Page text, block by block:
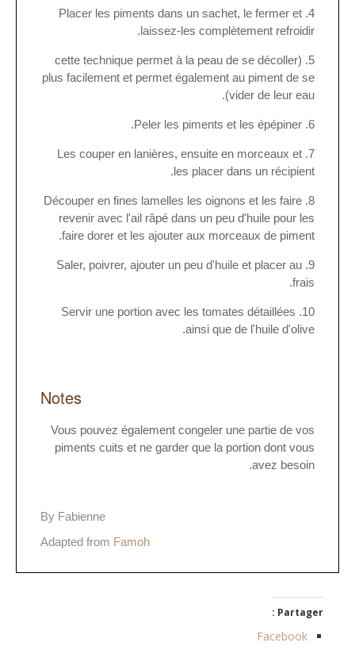
Placer les piments dans un sachet, le fermer et
laissez-les complètement refroidir.
(cette technique permet à la peau de se décoller
plus facilement et permet également au piment de se
vider de leur eau).
Peler les piments et les épépiner.
Les couper en lanières, ensuite en morceaux et
les placer dans un récipient.
Découper en fines lamelles les oignons et les faire
revenir avec l'ail râpé dans un peu d'huile pour les
faire dorer et les ajouter aux morceaux de piment.
Saler, poivrer, ajouter un peu d'huile et placer au
frais.
Servir une portion avec les tomates détaillées
ainsi que de l'huile d'olive.
Notes
Vous pouvez également congeler une partie de vos
piments cuits et ne garder que la portion dont vous
avez besoin.
By Fabienne
Adapted from Famoh
Partager :
Facebook